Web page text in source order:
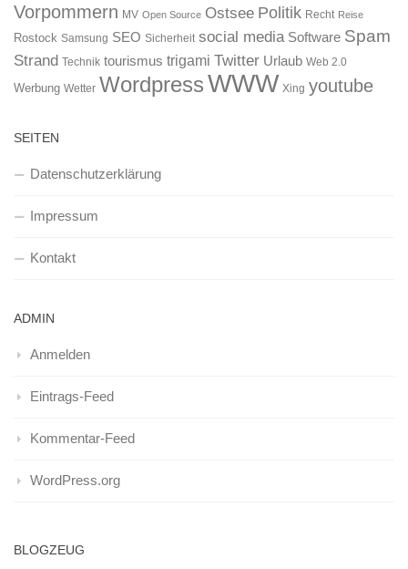
Vorpommern MV Open Source Ostsee Politik Recht Reise
Rostock Samsung SEO Sicherheit social media Software Spam
Strand Technik tourismus trigami Twitter Urlaub Web 2.0
Werbung Wetter WordpressWWW Xing youtube
SEITEN
Datenschutzerklärung
Impressum
Kontakt
ADMIN
Anmelden
Eintrags-Feed
Kommentar-Feed
WordPress.org
BLOGZEUG